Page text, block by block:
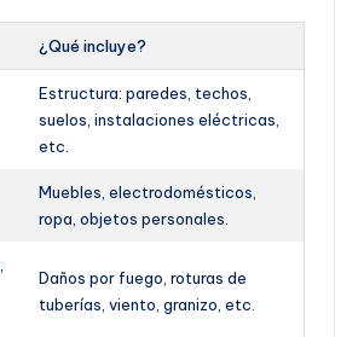
¿Qué incluye?
Estructura: paredes, techos,
suelos, instalaciones eléctricas,
etc.
Muebles, electrodomésticos,
ropa, objetos personales.
Daños por fuego, roturas de
tuberías, viento, granizo, etc.